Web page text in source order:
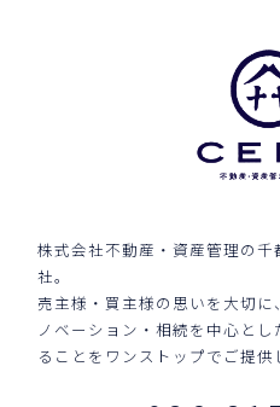
株式会社不動産・資産管理の
社。
売主様・買主様の思いを大切
ノベーション・相続を中心とし
ることをワンストップでご提供